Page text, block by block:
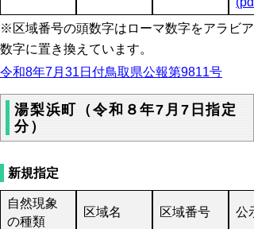
※区域番号の頭数字はローマ数字をアラビア
数字に置き換えています。
令和8年7月31日付鳥取県公報第9811号
湯梨浜町（令和８年7月7日指定
分）
新規指定
自然現象
の種類
区域名 区域番号 公